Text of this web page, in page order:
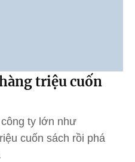
triệu cuốn
ty lớn như
cuốn sách rồi phá